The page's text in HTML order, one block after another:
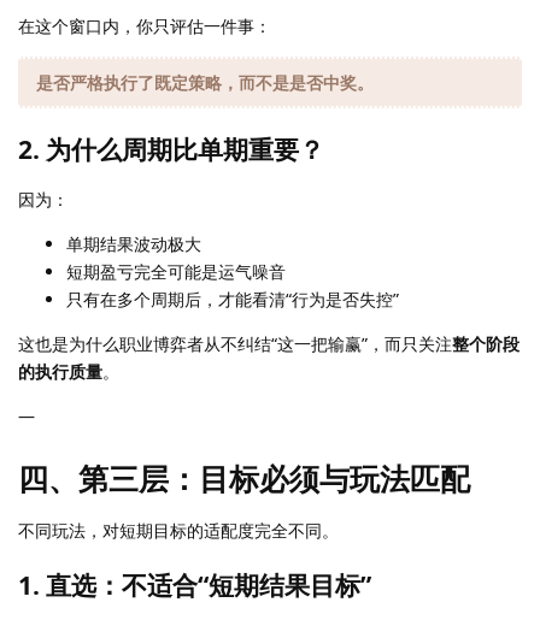
在这个窗口内，你只评估一件事：
是否严格执行了既定策略，而不是是否中奖。
2. 为什么周期比单期重要？
因为：
单期结果波动极大
短期盈亏完全可能是运气噪音
只有在多个周期后，才能看清“行为是否失控”
这也是为什么职业博弈者从不纠结“这一把输赢”，而只关注整个阶段
的执行质量。
—
四、第三层：目标必须与玩法匹配
不同玩法，对短期目标的适配度完全不同。
1. 直选：不适合“短期结果目标”